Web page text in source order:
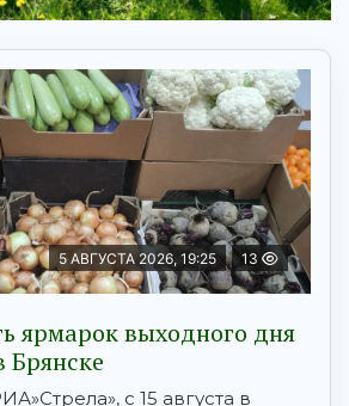
5 АВГУСТА 2026, 19:25 13
ярмарок выходного дня
Брянске
с 15 августа в